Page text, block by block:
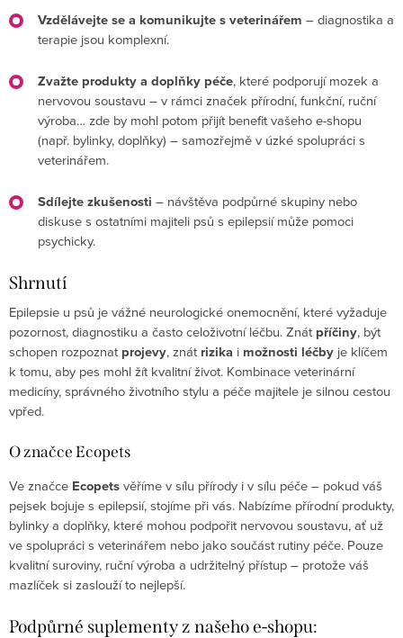
Vzdělávejte se a komunikujte s veterinářem – diagnostika a
terapie jsou komplexní.
Zvažte produkty a doplňky péče, které podporují mozek a
nervovou soustavu – v rámci značek přírodní, funkční, ruční
výroba… zde by mohl potom přijít benefit vašeho e-shopu
(např. bylinky, doplňky) – samozřejmě v úzké spolupráci s
veterinářem.
Sdílejte zkušenosti – návštěva podpůrné skupiny nebo
diskuse s ostatními majiteli psů s epilepsií může pomoci
psychicky.
Shrnutí
Epilepsie u psů je vážné neurologické onemocnění, které vyžaduje
pozornost, diagnostiku a často celoživotní léčbu. Znát příčiny, být
schopen rozpoznat projevy, znát rizika i možnosti léčby je klíčem
k tomu, aby pes mohl žít kvalitní život. Kombinace veterinární
medicíny, správného životního stylu a péče majitele je silnou cestou
vpřed.
O značce Ecopets
Ve značce Ecopetsvěříme v sílu přírody i v sílu péče – pokud váš
pejsek bojuje s epilepsií, stojíme při vás. Nabízíme přírodní produkty,
bylinky a doplňky, které mohou podpořit nervovou soustavu, ať už
ve spolupráci s veterinářem nebo jako součást rutiny péče. Pouze
kvalitní suroviny, ruční výroba a udržitelný přístup – protože váš
mazlíček si zaslouží to nejlepší.
Podpůrné suplementy z našeho e-shopu: